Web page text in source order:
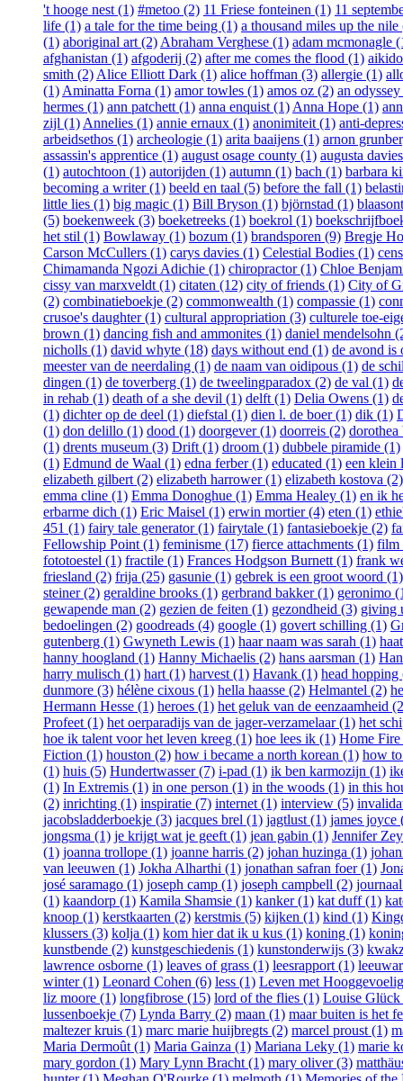
't hooge nest (1) #metoo (2) 11 Friese fonteinen (1) 11
life (1) a tale for the time being (1) a thousand miles up the nile
(1) aboriginal art (2) Abraham Verghese (1) adam mcmonagle
afghanistan (1) afgoderij (2) after me comes the flood (1)
smith (2) Alice Elliott Dark (1) alice hoffman (3) allergie (1)
(1) Aminatta Forna (1) amor towles (1) amos oz (2) an
hermes (1) ann patchett (1) anna enquist (1) Anna Hope (1)
zijl (1) Annelies (1) annie ernaux (1) anonimiteit (1) anti-
arbeidsethos (1) archeologie (1) arita baaijens (1) arnon
assassin's apprentice (1) august osage county (1) augusta
(1) autochtoon (1) autorijden (1) autumn (1) bach (1) barbara
becoming a writer (1) beeld en taal (5) before the fall (1)
little lies (1) big magic (1) Bill Bryson (1) björnstad (1)
(5) boekenweek (3) boeketreeks (1) boekrol (1)
het stil (1) Bowlaway (1) bozum (1) brandsporen (9) Bregje
Carson McCullers (1) carys davies (1) Celestial Bodies (1)
Chimamanda Ngozi Adichie (1) chiropractor (1) Chloe
cissy van marxveldt (1) citaten (12) city of friends (1) City of
(2) combinatieboekje (2) commonwealth (1) compassie (1)
crusoe's daughter (1) cultural appropriation (3) culturele toe-
brown (1) dancing fish and ammonites (1) daniel mendelsohn
nicholls (1) david whyte (18) days without end (1) de avond is
meester van de neerdaling (1) de naam van oidipous (1) de
dingen (1) de toverberg (1) de tweelingparadox (2) de val (1)
in rehab (1) death of a she devil (1) delft (1) Delia Owens (1)
(1) dichter op de deel (1) diefstal (1) dien l. de boer (1) dik (1)
(1) don delillo (1) dood (1) doorgever (1) doorreis (2) dorothea
(1) drents museum (3) Drift (1) droom (1) dubbele piramide (1)
(1) Edmund de Waal (1) edna ferber (1) educated (1) een klein
elizabeth gilbert (2) elizabeth harrower (1) elizabeth kostova (2)
emma cline (1) Emma Donoghue (1) Emma Healey (1) en ik
erbarme dich (1) Eric Maisel (1) erwin mortier (4) eten (1)
451 (1) fairy tale generator (1) fairytale (1) fantasieboekje (2)
Fellowship Point (1) feminisme (17) fierce attachments (1) film
fototoestel (1) fractile (1) Frances Hodgson Burnett (1) frank
friesland (2) frija (25) gasunie (1) gebrek is een groot woord (1)
steiner (2) geraldine brooks (1) gerbrand bakker (1) geronimo
gewapende man (2) gezien de feiten (1) gezondheid (3) giving
bedoelingen (2) goodreads (4) google (1) govert schilling (1)
gutenberg (1) Gwyneth Lewis (1) haar naam was sarah (1)
hanny hoogland (1) Hanny Michaelis (2) hans aarsman (1)
harry mulisch (1) hart (1) harvest (1) Havank (1) head hopping
dunmore (3) hélène cixous (1) hella haasse (2) Helmantel (2)
Hermann Hesse (1) heroes (1) het geluk van de eenzaamheid
Profeet (1) het oerparadijs van de jager-verzamelaar (1) het
hoe ik talent voor het leven kreeg (1) hoe lees ik (1) Home
Fiction (1) houston (2) how i became a north korean (1) how
(1) huis (5) Hundertwasser (7) i-pad (1) ik ben karmozijn (1)
(1) In Extremis (1) in one person (1) in the woods (1) in this
(2) inrichting (1) inspiratie (7) internet (1) interview (5)
jacobsladderboekje (3) jacques brel (1) jagtlust (1) james joyce
jongsma (1) je krijgt wat je geeft (1) jean gabin (1) Jennifer
(1) joanna trollope (1) joanne harris (2) johan huzinga (1)
van leeuwen (1) Jokha Alharthi (1) jonathan safran foer (1)
josé saramago (1) joseph camp (1) joseph campbell (2)
(1) kaandorp (1) Kamila Shamsie (1) kanker (1) kat duff (1)
knoop (1) kerstkaarten (2) kerstmis (5) kijken (1) kind (1)
klussers (3) kolja (1) kom hier dat ik u kus (1) koning (1)
kunstbende (2) kunstgeschiedenis (1) kunstonderwijs (3)
lawrence osborne (1) leaves of grass (1) leesrapport (1)
winter (1) Leonard Cohen (6) less (1) Leven met
liz moore (1) longfibrose (15) lord of the flies (1) Louise Glück
lussenboekje (7) Lynda Barry (2) maan (1) maar buiten is het
maltezer kruis (1) marc marie huijbregts (2) marcel proust (1)
Maria Dermoût (1) Maria Gainza (1) Mariana Leky (1) marie
mary gordon (1) Mary Lynn Bracht (1) mary oliver (3)